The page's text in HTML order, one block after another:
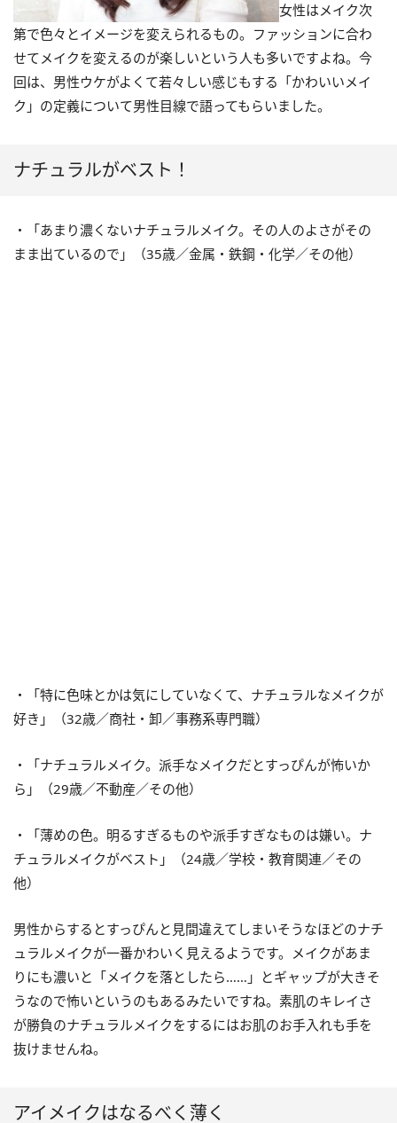
女性はメイク次
第で色々とイメージを変えられるもの。ファッションに合わ
せてメイクを変えるのが楽しいという人も多いですよね。今
回は、男性ウケがよくて若々しい感じもする「かわいいメイ
ク」の定義について男性目線で語ってもらいました。
ナチュラルがベスト！
・「あまり濃くないナチュラルメイク。その人のよさがその
まま出ているので」（35歳／金属・鉄鋼・化学／その他）
・「特に色味とかは気にしていなくて、ナチュラルなメイクが
好き」（32歳／商社・卸／事務系専門職）
・「ナチュラルメイク。派手なメイクだとすっぴんが怖いか
ら」（29歳／不動産／その他）
・「薄めの色。明るすぎるものや派手すぎなものは嫌い。ナ
チュラルメイクがベスト」（24歳／学校・教育関連／その
他）
男性からするとすっぴんと見間違えてしまいそうなほどのナチ
ュラルメイクが一番かわいく見えるようです。メイクがあま
りにも濃いと「メイクを落としたら……」とギャップが大きそ
うなので怖いというのもあるみたいですね。素肌のキレイさ
が勝負のナチュラルメイクをするにはお肌のお手入れも手を
抜けませんね。
アイメイクはなるべく薄く